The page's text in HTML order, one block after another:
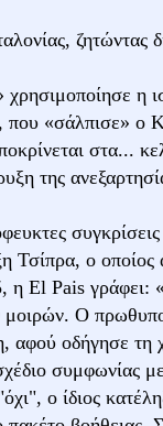
ζητώντας
η
που «σάλπισε» ο
στα...
της
Τσίπρα, ο οποίος
η El Pais γράφει:
μοιρών. Ο
αφού οδήγησε
ο ίδιος